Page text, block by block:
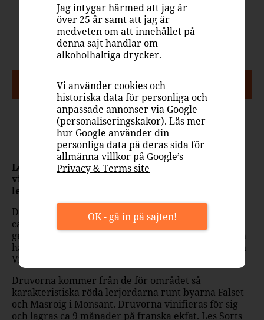
Rött vin, kryddigt & mustigt
Carignan, Grenache, Syrah
PASSAR TILL
Lamm Nöt
Vilt
Les Sorts Selecció är en pulshöjare för alla
vinentusiaster som vill dricka ett vin som
levererar mycket njutning för pengarna.
Det här är en elegant spanjor gjord på druvorna
carignan, garnacha och syrah. Resultatet är ett
generöst, rakryggat och extremt matvänligt vin som
har fyndklassats av både Munskänkarna och Allt om
Vin’s redaktion.
Druvorna kommer från de för området så
karakteristiska röda lerjordarna runt byarna Falset
och Masroig i Monsant. Druvorna vinifieras för sig
och lagras ca 9 månader på franska ekfat. Les Sorts
Jag intygar härmed att jag är
över 25 år samt att jag är
medveten om att innehållet på
denna sajt handlar om
alkoholhaltiga drycker.
Vi använder cookies och
historiska data för personliga och
anpassade annonser via Google
(personaliseringskakor). Läs mer
hur Google använder din
personliga data på deras sida för
allmänna villkor på Google’s
Privacy & Terms site
OK - gå in på sajten!